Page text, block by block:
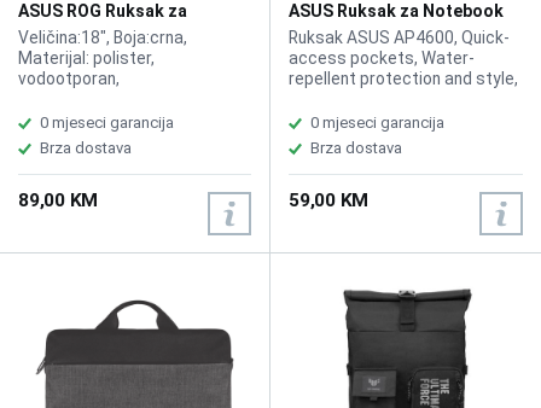
ASUS ROG Ruksak za
Notebook Ranger 18"
Veličina:18", Boja:crna,
Materijal: polister,
vodootporan,
Volumen:24L,Težina:0.49kg
0 mjeseci garancija
Brza dostava
89,00 KM
ASUS Ruksak za Notebook
AP4600 16" Siva
Ruksak ASUS AP4600, Quick-
access pockets, Water-
repellent protection and style,
durable,
0 mjeseci garancija
Brza dostava
59,00 KM